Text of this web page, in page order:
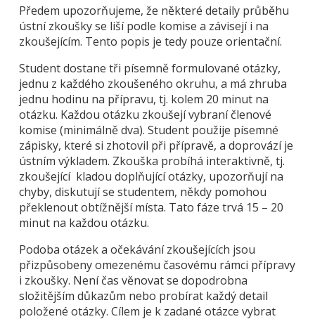
Předem upozorňujeme, že některé detaily průběhu
ústní zkoušky se liší podle komise a závisejí i na
zkoušejícím. Tento popis je tedy pouze orientační.
Student dostane tři písemně formulované otázky,
jednu z každého zkoušeného okruhu, a má zhruba
jednu hodinu na přípravu, tj. kolem 20 minut na
otázku. Každou otázku zkoušejí vybraní členové
komise (minimálně dva). Student použije písemné
zápisky, které si zhotovil při přípravě, a doprovází je
ústním výkladem. Zkouška probíhá interaktivně, tj.
zkoušející kladou doplňující otázky, upozorňují na
chyby, diskutují se studentem, někdy pomohou
překlenout obtížnější místa. Tato fáze trvá 15 – 20
minut na každou otázku.
Podoba otázek a očekávání zkoušejících jsou
přizpůsobeny omezenému časovému rámci přípravy
i zkoušky. Není čas věnovat se dopodrobna
složitějším důkazům nebo probírat každý detail
položené otázky. Cílem je k zadané otázce vybrat